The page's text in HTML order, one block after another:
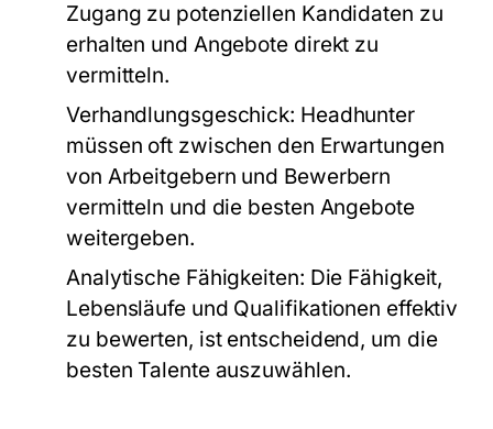
Zugang zu potenziellen Kandidaten zu
erhalten und Angebote direkt zu
vermitteln.
Verhandlungsgeschick: Headhunter
müssen oft zwischen den Erwartungen
von Arbeitgebern und Bewerbern
vermitteln und die besten Angebote
weitergeben.
Analytische Fähigkeiten: Die Fähigkeit,
Lebensläufe und Qualifikationen effektiv
zu bewerten, ist entscheidend, um die
besten Talente auszuwählen.